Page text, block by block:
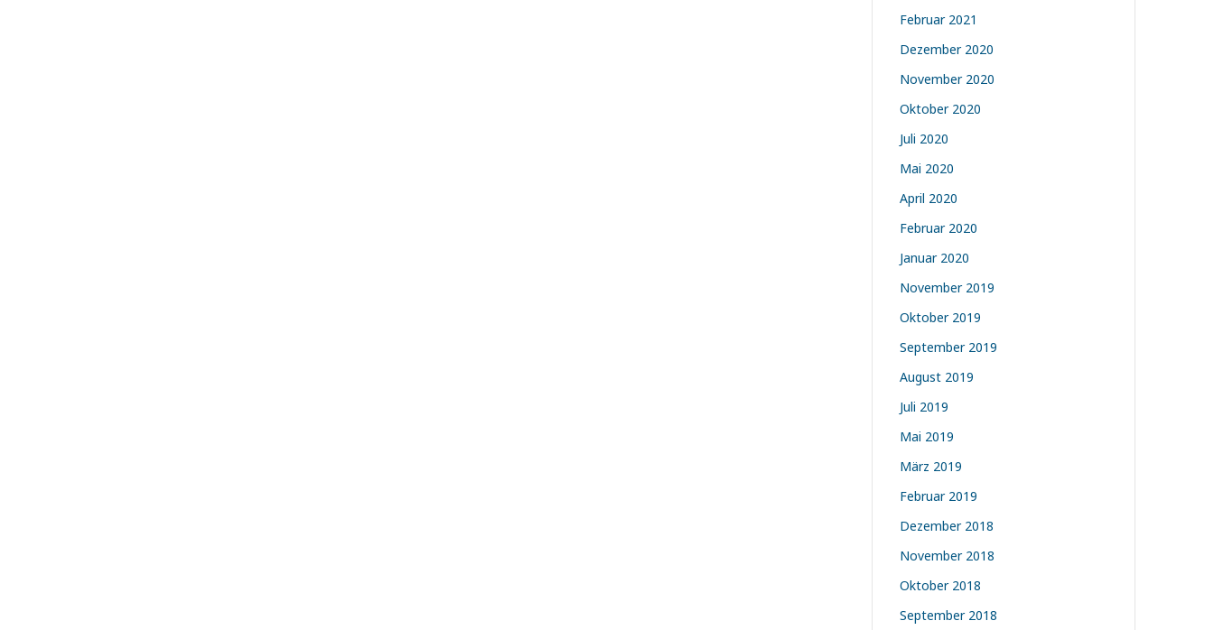
Februar 2021
Dezember 2020
November 2020
Oktober 2020
Juli 2020
Mai 2020
April 2020
Februar 2020
Januar 2020
November 2019
Oktober 2019
September 2019
August 2019
Juli 2019
Mai 2019
März 2019
Februar 2019
Dezember 2018
November 2018
Oktober 2018
September 2018